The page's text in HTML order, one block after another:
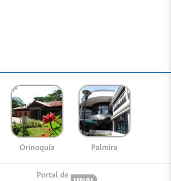
Orinoquía Palmira
Portal de